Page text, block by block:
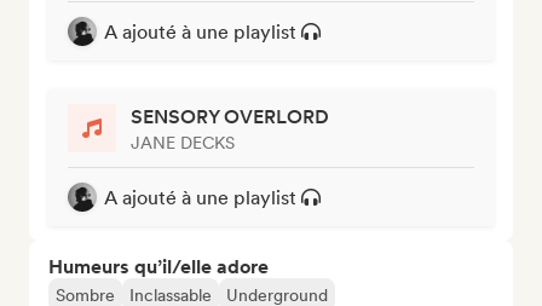
A ajouté à une playlist
SENSORY OVERLORD
JANE DECKS
A ajouté à une playlist
Humeurs qu’il/elle adore
Sombre Inclassable Underground